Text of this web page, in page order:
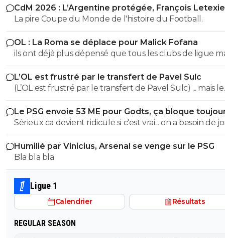
CdM 2026 : L’Argentine protégée, François
pris cher
La pire Coupe du Monde de l'histoire du Football.
OL : La Roma se déplace pour Malick Fofana
ils ont déjà plus dépensé que tous les clubs de ligue
réunis hors quatar.. ils veulent juste profitez au
des clubs qui sont beaucoup plus mal lotis qu'eux
du plus fort tout simplement..
L’OL est frustré par le transfert de Pavel Sulc
(L’OL est frustré par le transfert de Pavel Sulc) ... mais le
public aussi commence a être frustré ... la vente de ces
"excellents" joueurs dont fait partie Pavel Sulc ... pour
récupérer quoi ? qui? À un moment donné il faudra
arriver a construire dans le long terme... et avec ,
avec , une équipe régulière ça finira par payer, mais là pour
l'instant, ???
Le PSG envoie 53 ME pour Godts, ça bloque
Sérieux ca devient ridicule si c'est vrai... on a besoin de
pour la supercoupe ! sérieux a 5 ou 7M€ pres, go !!
Humilié par Vinicius, Arsenal se venge sur le PSG
Bla bla bla
Ligue 1
Calendrier Résultats
REGULAR SEASON